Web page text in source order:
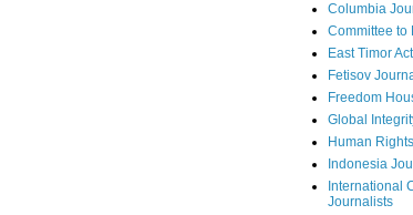
Columbia
Committee to
East Timor
Fetisov
Freedom
Global
Human
Indonesia
International
Journalists